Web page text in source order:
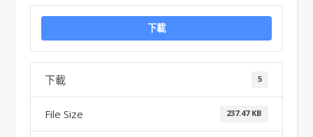
下載
下載 5
File Size 237.47 KB